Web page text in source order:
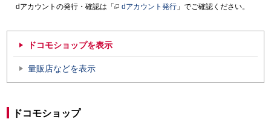
dアカウントの発行・確認は「
dアカウント発行 」でご確認ください。
ドコモショップを表示
量販店などを表示
ドコモショップ